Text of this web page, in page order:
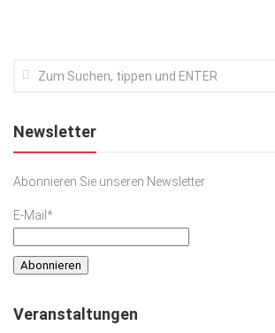
Top Branchen
Newsletter
Abonnieren Sie unseren Newsletter
E-Mail*
Veranstaltungen